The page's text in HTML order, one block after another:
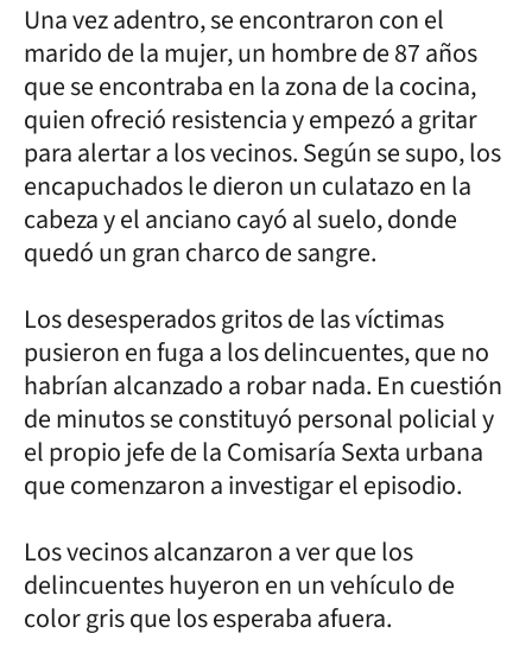
Una vez adentro, se encontraron con el
marido de la mujer, un hombre de 87 años
que se encontraba en la zona de la cocina,
quien ofreció resistencia y empezó a gritar
para alertar a los vecinos. Según se supo, los
encapuchados le dieron un culatazo en la
cabeza y el anciano cayó al suelo, donde
quedó un gran charco de sangre.
Los desesperados gritos de las víctimas
pusieron en fuga a los delincuentes, que no
habrían alcanzado a robar nada. En cuestión
de minutos se constituyó personal policial y
el propio jefe de la Comisaría Sexta urbana
que comenzaron a investigar el episodio.
Los vecinos alcanzaron a ver que los
delincuentes huyeron en un vehículo de
color gris que los esperaba afuera.